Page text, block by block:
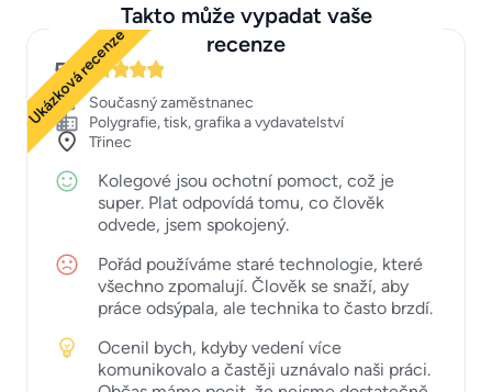
Takto může vypadat vaše
recenze
Ukázková recenze
5
Současný zaměstnanec
Polygrafie, tisk, grafika a vydavatelství
Třinec
Kolegové jsou ochotní pomoct, což je
super. Plat odpovídá tomu, co člověk
odvede, jsem spokojený.
Pořád používáme staré technologie, které
všechno zpomalují. Člověk se snaží, aby
práce odsýpala, ale technika to často brzdí.
Ocenil bych, kdyby vedení více
komunikovalo a častěji uznávalo naši práci.